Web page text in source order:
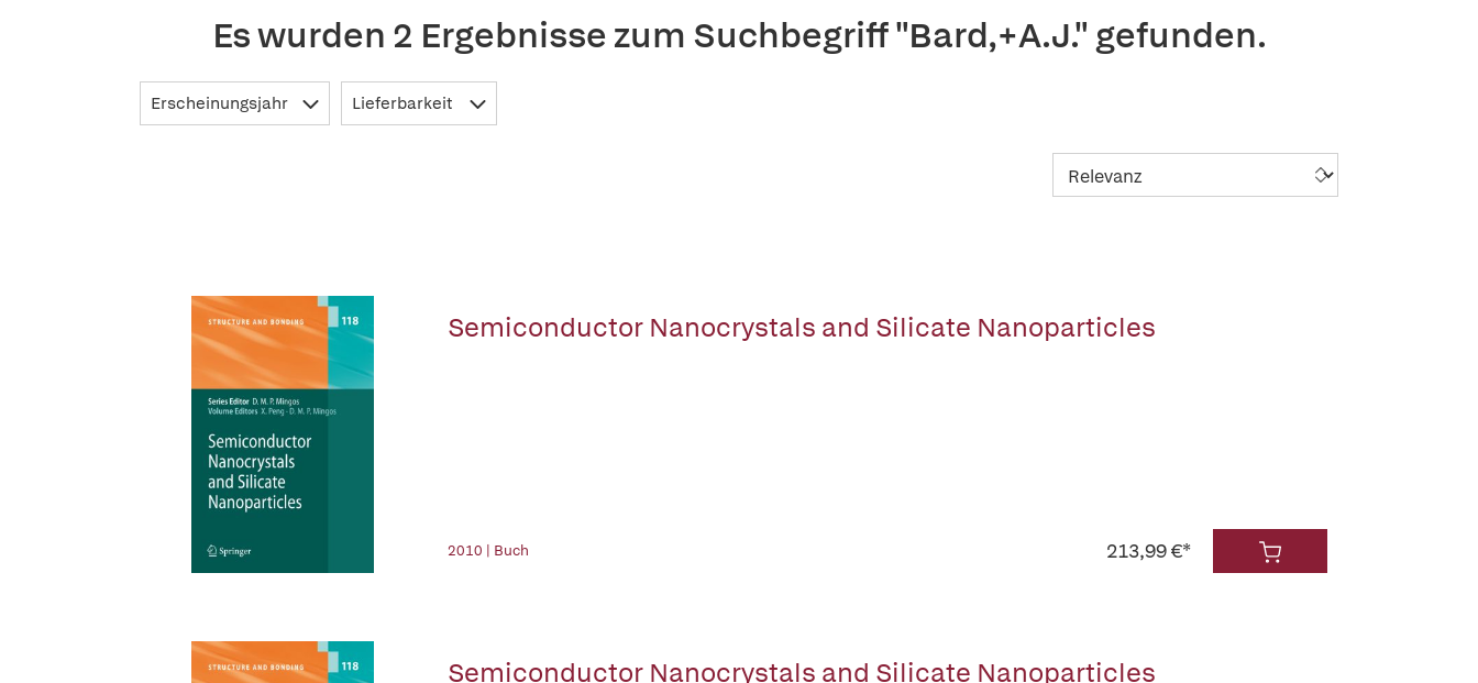
Es wurden 2 Ergebnisse zum Suchbegriff "Bard,+A.J." gefunden.
Erscheinungsjahr Lieferbarkeit
Semiconductor Nanocrystals and Silicate Nanoparticles
2010 | Buch 213,99 €*
Semiconductor Nanocrystals and Silicate Nanoparticles